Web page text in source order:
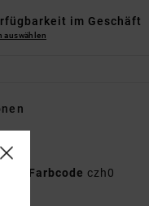
im Geschäft
auswählen
Farbcode czh0